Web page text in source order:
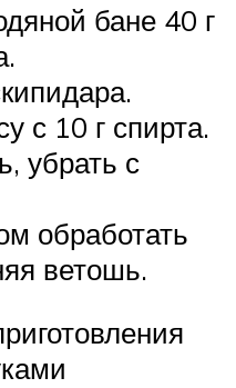
бане 40 г
с 10 г спирта.
убрать с
обработать
ветошь.